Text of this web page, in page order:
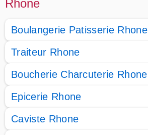
Rhone
Boulangerie Patisserie Rhone
Traiteur Rhone
Boucherie Charcuterie Rhone
Epicerie Rhone
Caviste Rhone